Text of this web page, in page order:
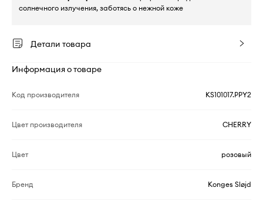
солнечного излучения, заботясь о нежной коже
Детали товара
Информация о товаре
Код производителя KS101017.PPY2
Цвет производителя CHERRY
Цвет розовый
Бренд Konges Sløjd